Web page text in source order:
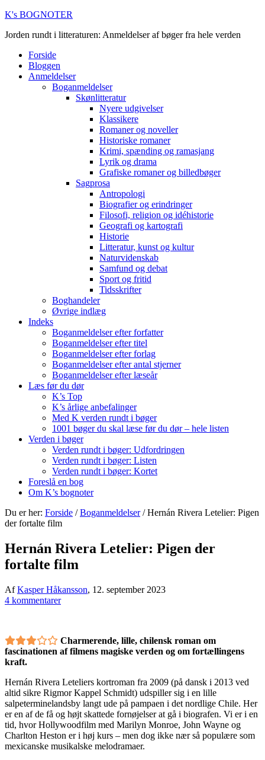
K's BOGNOTER
Jorden rundt i litteraturen: Anmeldelser af bøger fra hele verden
Forside
Bloggen
Anmeldelser
Boganmeldelser
Skønlitteratur
Nyere udgivelser
Klassikere
Romaner og noveller
Historiske romaner
Krimi, spænding og ramasjang
Lyrik og drama
Grafiske romaner og billedbøger
Sagprosa
Antropologi
Biografier og erindringer
Filosofi, religion og idéhistorie
Geografi og kartografi
Historie
Litteratur, kunst og kultur
Naturvidenskab
Samfund og debat
Sport og fritid
Tidsskrifter
Boghandeler
Øvrige indlæg
Indeks
Boganmeldelser efter forfatter
Boganmeldelser efter titel
Boganmeldelser efter forlag
Boganmeldelser efter antal stjerner
Boganmeldelser efter læseår
Læs før du dør
K’s Top
K’s årlige anbefalinger
Med K verden rundt i bøger
1001 bøger du skal læse før du dør – hele listen
Verden i bøger
Verden rundt i bøger: Udfordringen
Verden rundt i bøger: Listen
Verden rundt i bøger: Kortet
Foreslå en bog
Om K’s bognoter
Du er her: Forside / Boganmeldelser /Hernán Rivera Letelier: Pigen
der fortalte film
Hernán Rivera Letelier: Pigen der
fortalte film
AfKasper Håkansson, 12. september 2023
4 kommentarer
Charmerende, lille, chilensk roman om
fascinationen af filmens magiske verden og om fortællingens
kraft.
Hernán Rivera Leteliers kortroman fra 2009 (på dansk i 2013 ved
altid sikre Rigmor Kappel Schmidt) udspiller sig i en lille
salpeterminelandsby langt ude på pampaen i det nordlige Chile. Her
er en af de få og højt skattede fornøjelser at gå i biografen. Vi er i en
tid, hvor Hollywoodfilm med Marilyn Monroe, John Wayne og
Charlton Heston er i høj kurs – men dog ikke nær så populære som
mexicanske musikalske melodramaer.